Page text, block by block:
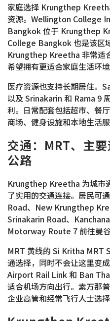
家庭选择 Krungthep
资源。Wellington College
Bangkok 位于 Krungthep
College Bangkok 也是该区
Krungthep Kreetha 非常适
希望拥有更适合家庭生活环境
医疗资源也支持长期居住
以及 Srinakarin 和 Rama 9
利。日常配套包括超市、餐
商场、健身设施和本地生活服
交通：MRT、主
公路
Krungthep Kreetha 为城市
了实用的交通连接。居民可
Road、New Krungthep
Srinakarin Road、
Motorway Route 7 前往曼谷
MRT 黄线的 Si Kritha MRT
通选择，同时不会让这里变
Airport Rail Link 和 Ban
适合机场方向出行。素万那
企业高管和经常飞行人士选